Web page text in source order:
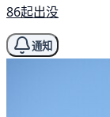
86起出没
通知